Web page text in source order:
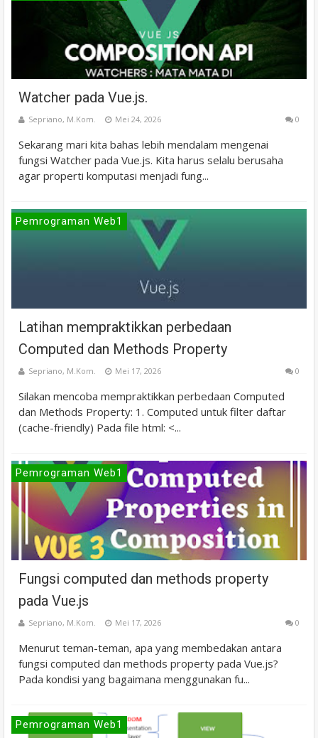
Watcher pada Vue.js.
Sepriano, M.Kom. Mei 24, 2026 0
Sekarang mari kita bahas lebih mendalam mengenai
fungsi Watcher pada Vue.js. Kita harus selalu berusaha
agar properti komputasi menjadi fung...
Pemrograman Web1
Latihan mempraktikkan perbedaan
Computed dan Methods Property
Sepriano, M.Kom. Mei 17, 2026 0
Silakan mencoba mempraktikkan perbedaan Computed
dan Methods Property: 1. Computed untuk filter daftar
(cache-friendly) Pada file html: <...
Pemrograman Web1
Fungsi computed dan methods property
pada Vue.js
Sepriano, M.Kom. Mei 17, 2026 0
Menurut teman-teman, apa yang membedakan antara
fungsi computed dan methods property pada Vue.js?
Pada kondisi yang bagaimana menggunakan fu...
Pemrograman Web1